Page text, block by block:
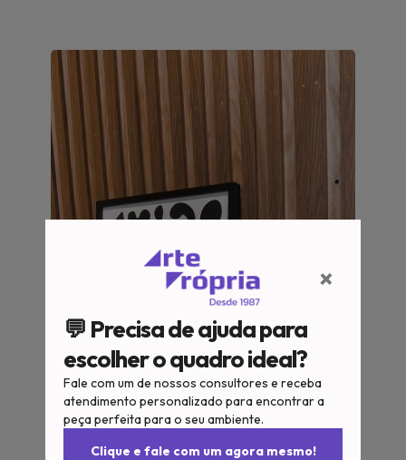
×
💬 Precisa de ajuda para
escolher o quadro ideal?
Fale com um de nossos consultores e receba
atendimento personalizado para encontrar a
peça perfeita para o seu ambiente.
Clique e fale com um agora mesmo!